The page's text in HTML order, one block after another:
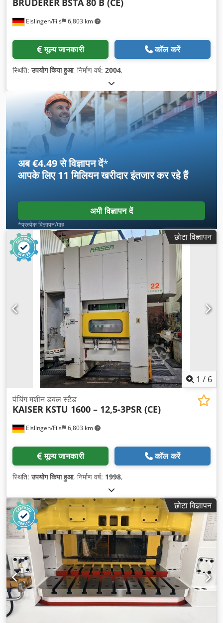
Eislingen/Fils 6,803 km
BRUDERER BSTA 80 B (CE)
मूल्य जानकारी कॉल करें
स्थिति:उपयोग किया हुआ, निर्माण वर्ष: 2004,
अब €4.49 से विज्ञापन दें*
आपके लिए11 मिलियन खरीदारइंतजार कर रहे हैं
अभी विज्ञापन दें
*प्रत्येक विज्ञापन/माह
छोटा विज्ञापन
1 / 6
Eislingen/Fils 6,803 km
पंचिंग मशीन डबल स्टैंड
KAISER KSTU 1600 – 12,5-3PSR (CE)
मूल्य जानकारी कॉल करें
स्थिति:उपयोग किया हुआ, निर्माण वर्ष: 1998,
छोटा विज्ञापन